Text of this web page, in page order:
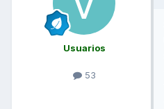
Usuarios
53